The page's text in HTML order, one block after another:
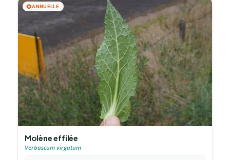
🌻ANNUELLE
Molène effilée
Verbascum virgatum